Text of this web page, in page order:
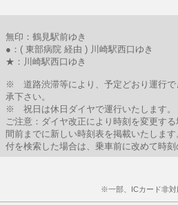
無印：鶴見駅前ゆき
●：( 東部病院 経由 ) 川崎駅西口ゆき
★：川崎駅西口ゆき
※ 道路渋滞等により、予定どおり運行で
承下さい。
※ 祝日は休日ダイヤで運行いたします。
ご注意：ダイヤ改正により時刻を変更す
間前までに新しい時刻表を掲載いたしま
付を検索した場合は、乗車前に改めて時刻
※一部、ICカード非対